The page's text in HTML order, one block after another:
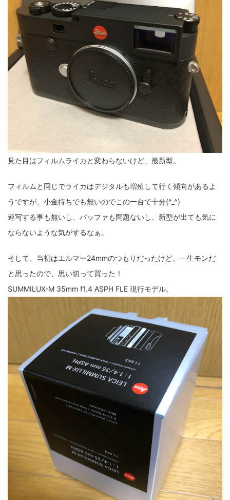
見た目はフィルムライカと変わらないけど、最新型。
フィルムと同じでライカはデジタルも増殖して行く傾向があるよ
うですが、小金持ちでも無いのでこの一台で十分(^_^)
連写する事も無いし、バッファも問題ないし、新型が出ても気に
ならないような気がするなぁ。
そして、当初はエルマー24mmのつもりだったけど、一生モンだ
と思ったので、思い切って買った！
SUMMILUX-M 35mm f1.4 ASPH FLE 現行モデル。